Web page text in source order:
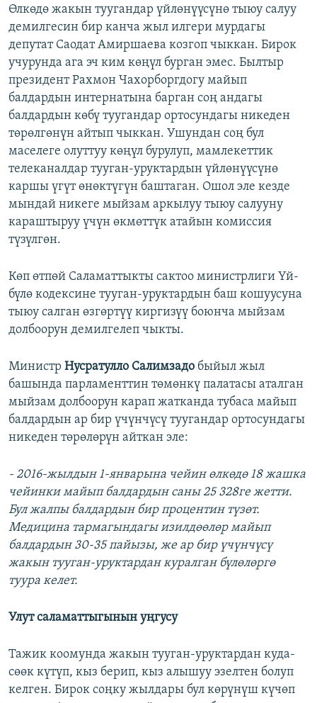
Өлкөдө жакын туугандар үйлөнүүсүнө тыюу салуу
демилгесин бир канча жыл илгери мурдагы
депутат Саодат Амиршаева козгоп чыккан. Бирок
учурунда ага эч ким көңүл бурган эмес. Былтыр
президент Рахмон Чахорборгдогу майып
балдардын интернатына барган соң андагы
балдардын көбү туугандар ортосундагы никеден
төрөлгөнүн айтып чыккан. Ушундан соң бул
маселеге олуттуу көңүл бурулуп, мамлекеттик
телеканалдар тууган-уруктардын үйлөнүүсүнө
каршы үгүт өнөктүгүн баштаган. Ошол эле кезде
мындай никеге мыйзам аркылуу тыюу салууну
караштыруу үчүн өкмөттүк атайын комиссия
түзүлгөн.
Көп өтпөй Саламаттыкты сактоо министрлиги Үй-
бүлө кодексине тууган-уруктардын баш кошуусуна
тыюу салган өзгөртүү киргизүү боюнча мыйзам
долбоорун демилгелеп чыкты.
Министр Нусратулло Салимзадо быйыл жыл
башында парламенттин төмөнкү палатасы аталган
мыйзам долбоорун карап жатканда тубаса майып
балдардын ар бир үчүнчүсү туугандар ортосундагы
никеден төрөлөрүн айткан эле:
- 2016-жылдын 1-январына чейин өлкөдө 18 жашка
чейинки майып балдардын саны 25 328ге жетти.
Бул жалпы балдардын бир процентин түзөт.
Медицина тармагындагы изилдөөлөр майып
балдардын 30-35 пайызы, же ар бир үчүнчүсү
жакын тууган-уруктардан куралган бүлөлөргө
туура келет.
Улут саламаттыгынын уңгусу
Тажик коомунда жакын тууган-уруктардан куда-
сөөк күтүп, кыз берип, кыз алышуу эзелтен болуп
келген. Бирок соңку жылдары бул көрүнүш күчөп